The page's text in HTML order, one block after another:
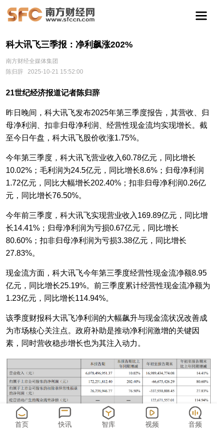
科大讯飞三季报：净利飙涨202%
南方财经全媒体集团
陈归辞
2025-10-21 15:52:00
21世纪经济报道记者陈归辞
昨日晚间，科大讯飞发布2025年第三季度报告，其营收、归
母净利润、扣非归母净利润、经营性现金流均实现增长。截
至今日午盘，科大讯飞股价收涨1.75%。
今年第三季度，科大讯飞营业收入60.78亿元，同比增长
10.02%；毛利润为24.5亿元，同比增长8.6%；归母净利润
1.72亿元，同比大幅增长202.40%；扣非归母净利润0.26亿
元，同比增长76.50%。
今年前三季度，科大讯飞实现营业收入169.89亿元，同比增
长14.41%；归母净利润为亏损0.67亿元，同比增长
80.60%；扣非归母净利润为亏损3.38亿元，同比增长
27.83%。
现金流方面，科大讯飞今年第三季度经营性现金流净额8.95
亿元，同比增长25.19%。前三季度累计经营性现金流净额为
1.23亿元，同比增长114.94%。
该季度财报科大讯飞净利润的大幅飙升与现金流状况改善成
为市场核心关注点。政府补助是推动净利润激增的关键因
素，同时营收稳步增长也为其注入动力。
首页 快讯 智库 视频 音频